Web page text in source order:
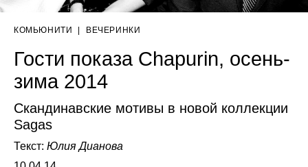
КОМЬЮНИТИ | ВЕЧЕРИНКИ
Гости показа Chapurin, осень-
зима 2014
Скандинавские мотивы в новой коллекции
Sagas
Текст: Юлия Дианова